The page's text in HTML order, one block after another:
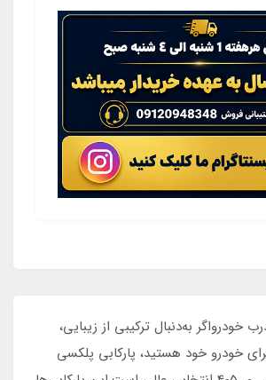
خودرواگر به‌دنبال ترکیبی از زیبایی،
خودرو خود هستید، پارکابی پلکسی